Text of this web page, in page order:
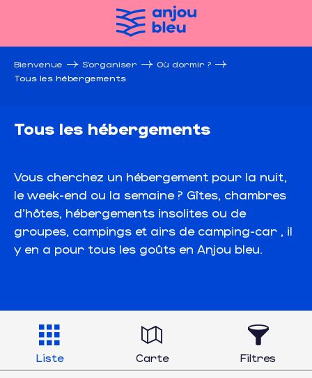
Bienvenue S’organiser
Où dormir ?
Tous les hébergements
Tous les hébergements
Vous cherchez un hébergement pour la nuit,
le week-end ou la semaine ? Gîtes, chambres
d’hôtes, hébergements insolites ou de
groupes, campings et airs de camping-car , il
y en a pour tous les goûts en Anjou bleu.
Liste Carte Filtres